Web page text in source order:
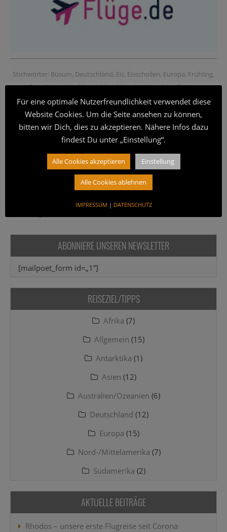
Stichwörter: Büsum, Deutschland, Eis, Eisschollen, Europa, Frühling,
Grau,Meer,Norddeutschland,Norden,Nordsee,Ostsee,
Timmendorfer Strand,Winter,Winterblues
tei­len tei­len mer­ken
Schreibe einen Kommentar
ABONNIERE UNSEREN NEWSLETTER
[mailpoet_form id=„1”]
REISEZIEL/TIPPS
Afrika (7)
Allgemein (15)
Antarktika (1)
Asien (12)
Australien/Ozeanien (6)
Deutschland (12)
Europa (15)
Nord-/Mittelamerika (7)
Südamerika (2)
AKTUELLE BEITRÄGE
Rhodos – unsere erste Flugreise seit Corona
Für eine optimale Nutzerfreundlichkeit verwendet diese
Website Cookies. Um die Seite ansehen zu können,
bitten wir Dich, dies zu akzeptieren. Nähere Infos dazu
findest Du unter „Einstellung“.
Alle Cookies akzeptieren Einstellung
Alle Cookies ablehnen
IMPRESSUM | DATENSCHUTZ